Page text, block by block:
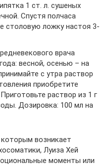
1 ст. л. сушеных
Спустя полчаса
столовую ложку настоя 3-
врача
весной, осенью – на
с утра раствор
приобретите
раствор из 1 г
Дозировка: 100 мл на
возникает
Луиза Хей
моменты или